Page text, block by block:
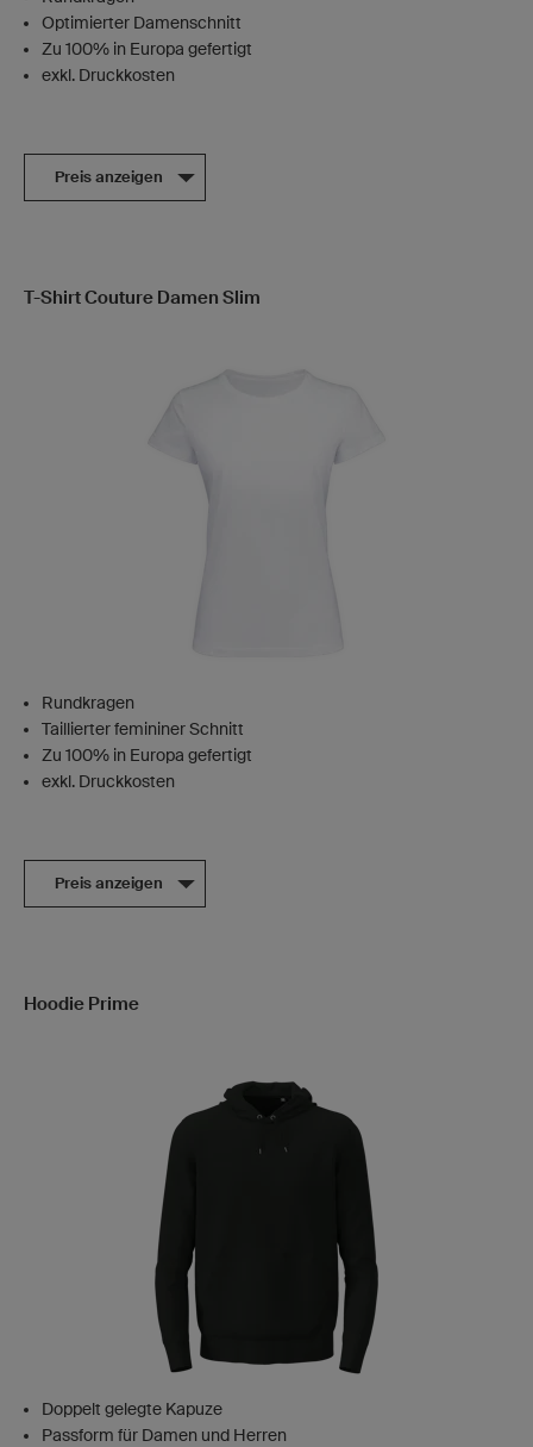
Optimierter Damenschnitt
Zu 100% in Europa gefertigt
exkl. Druckkosten
Preis anzeigen
T-Shirt Couture Damen Slim
Rundkragen
Taillierter femininer Schnitt
Zu 100% in Europa gefertigt
exkl. Druckkosten
Preis anzeigen
Hoodie Prime
Doppelt gelegte Kapuze
Passform für Damen und Herren